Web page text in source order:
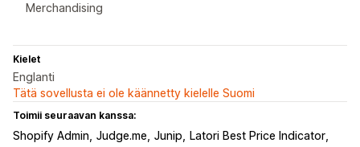
Merchandising
Kielet
Englanti
Tätä sovellusta ei ole käännetty kielelle Suomi
Toimii seuraavan kanssa:
Shopify Admin Judge.me Junip
Latori Best Price Indicator